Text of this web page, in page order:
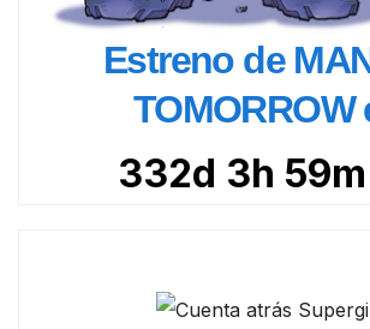
Estreno de
TOMORROW
332d 3h